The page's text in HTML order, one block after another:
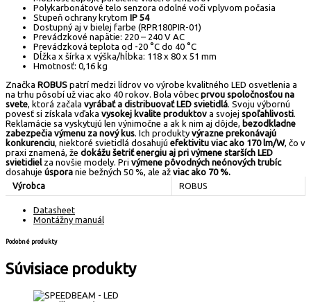
Polykarbonátové telo senzora odolné voči vplyvom počasia
Stupeň ochrany krytom IP 54
Dostupný aj v bielej farbe (RPR180PIR-01)
Prevádzkové napätie: 220 – 240 V AC
Prevádzková teplota od -20 °C do 40 °C
Dĺžka x šírka x výška/hĺbka: 118 x 80 x 51 mm
Hmotnosť: 0,16 kg
Značka ROBUS patrí medzi lídrov vo výrobe kvalitného LED osvetlenia a
na trhu pôsobí už viac ako 40 rokov. Bola vôbec prvou spoločnosťou na
svete, ktorá začala vyrábať a distribuovať LED svietidlá. Svoju výbornú
povesť si získala vďaka vysokej kvalite produktov a svojej spoľahlivosti.
Reklamácie sa vyskytujú len výnimočne a ak k nim aj dôjde, bezodkladne
zabezpečia výmenu za nový kus. Ich produkty výrazne prekonávajú
konkurenciu, niektoré svietidlá dosahujú efektivitu viac ako 170 lm/W, čo v
praxi znamená, že dokážu šetriť energiu aj pri výmene starších LED
svietidielza novšie modely. Pri výmene pôvodných neónových trubíc
dosahuje úspora nie bežných 50 %, ale až viac ako 70 %.
Výrobca ROBUS
Datasheet
Montážny manuál
Podobné produkty
Súvisiace produkty